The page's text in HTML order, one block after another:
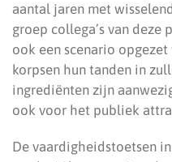
aantal jaren met
groep collega’s van deze
ook een scenario
korpsen hun tanden in
ingrediënten zijn
ook voor het publiek
De vaardigheidstoetsen